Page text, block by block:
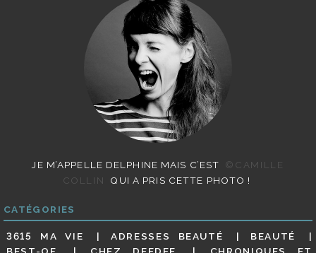
JE M’APPELLE DELPHINE MAIS C’EST
©CAMILLE
COLLIN
QUI A PRIS CETTE PHOTO !
CATÉGORIES
3615 MA VIE ADRESSES BEAUTÉ
BEAUTÉ